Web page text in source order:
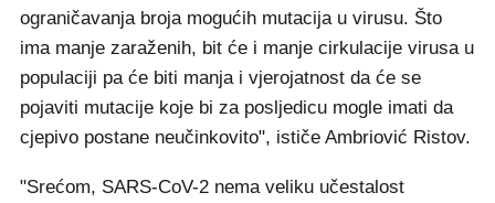
ograničavanja broja mogućih mutacija u virusu. Što
ima manje zaraženih, bit će i manje cirkulacije virusa u
populaciji pa će biti manja i vjerojatnost da će se
pojaviti mutacije koje bi za posljedicu mogle imati da
cjepivo postane neučinkovito", ističe Ambriović Ristov.
"Srećom, SARS-CoV-2 nema veliku učestalost